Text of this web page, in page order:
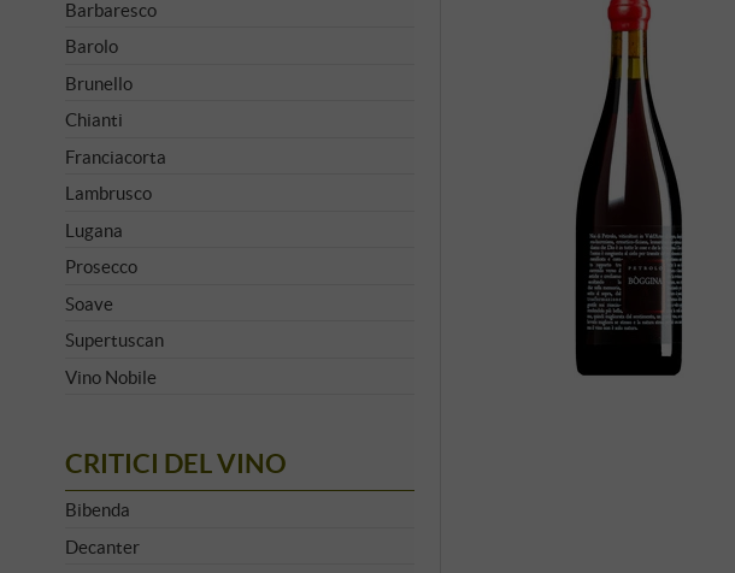
Barbaresco
Barolo
Brunello
Chianti
Franciacorta
Lambrusco
Lugana
Prosecco
Soave
Supertuscan
Vino Nobile
CRITICI DEL VINO
Bibenda
Decanter